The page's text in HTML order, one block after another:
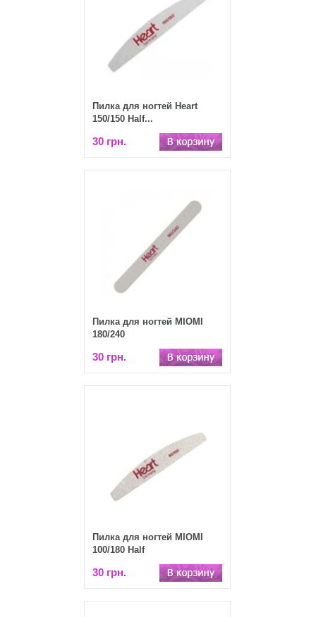
Пилка для ногтей Heart
150/150 Half...
30 грн.
Пилка для ногтей MIOMI
180/240
30 грн.
Пилка для ногтей MIOMI
100/180 Half
30 грн.